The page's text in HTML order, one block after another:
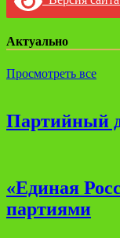
Актуально
Просмотреть все
Партийный
«Единая
партиями